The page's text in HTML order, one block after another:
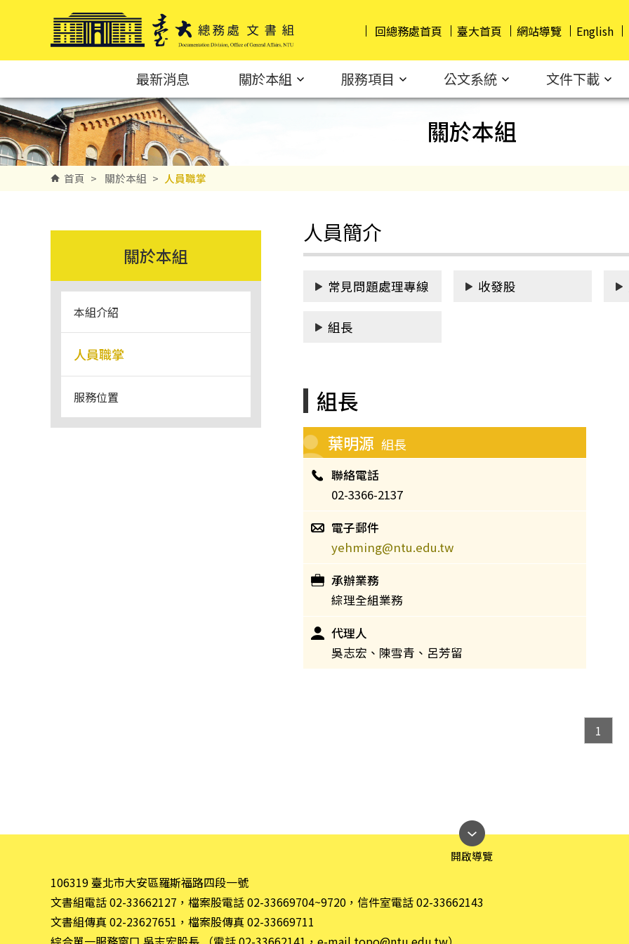
跳到主要內容區塊
回總務處首頁
臺大首頁 網站導覽 English
最新消息 關於本組 服務項目 公文系統 文件下載
關於本組
首頁 > 關於本組 > 人員職掌
關於本組
本組介紹
人員職掌
服務位置
人員簡介
常見問題處理專線 收發股
組長
組長
葉明源 組長
聯絡電話
02-3366-2137
電子郵件
yehming@ntu.edu.tw
承辦業務
綜理全組業務
代理人
吳志宏、陳雪青、呂芳留
1
開啟導覽
106319 臺北市大安區羅斯福路四段一號
文書組電話 02-33662127，檔案股電話 02-33669704~9720，信件室電話 02-33662143
文書組傳真 02-23627651，檔案股傳真 02-33669711